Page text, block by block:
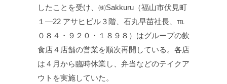
したことを受け、㈱Sakkuru（福山市伏見町
１—22 アサヒビル３階、石丸早苗社長、℡
０８４・９２０・１８９８）はグループの飲
食店４店舗の営業を順次再開している。各店
は４月から臨時休業し、弁当などのテイクア
ウトを実施していた。